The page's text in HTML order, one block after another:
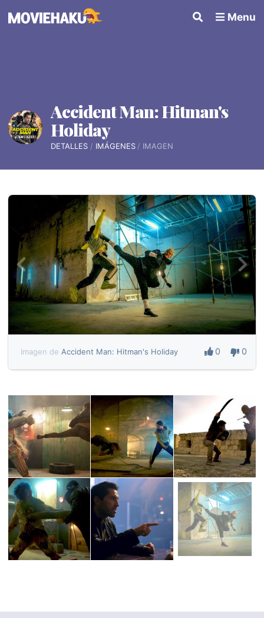
Menu
Accident Man: Hitman's
Holiday
DETALLES IMÁGENES IMAGEN
Imagen de Accident Man: Hitman's Holiday 0 0